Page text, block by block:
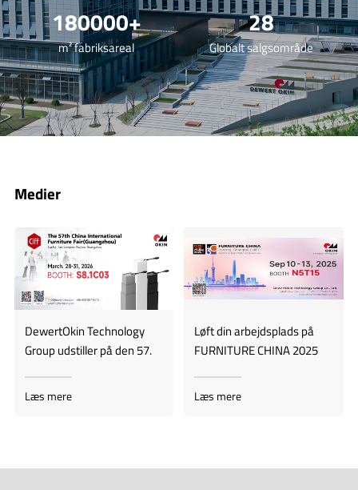
180000+
m² fabriksareal
28
Globalt salgsområde
Medier
DewertOkin Technology
Group udstiller på den 57.
Furniture Fair
Læs mere
Løft din arbejdsplads på
FURNITURE CHINA 2025
Læs mere